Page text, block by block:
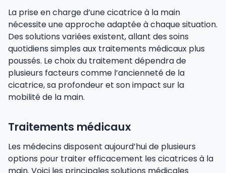
La prise en charge d’une cicatrice à la main
nécessite une approche adaptée à chaque situation.
Des solutions variées existent, allant des soins
quotidiens simples aux traitements médicaux plus
poussés. Le choix du traitement dépendra de
plusieurs facteurs comme l’ancienneté de la
cicatrice, sa profondeur et son impact sur la
mobilité de la main.
Traitements médicaux
Les médecins disposent aujourd’hui de plusieurs
options pour traiter efficacement les cicatrices à la
main. Voici les principales solutions médicales